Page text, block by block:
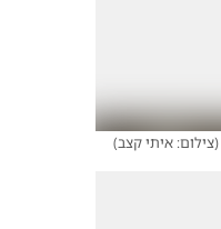
(צילום: איתי קצב)